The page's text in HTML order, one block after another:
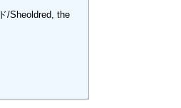
/Sheoldred, the